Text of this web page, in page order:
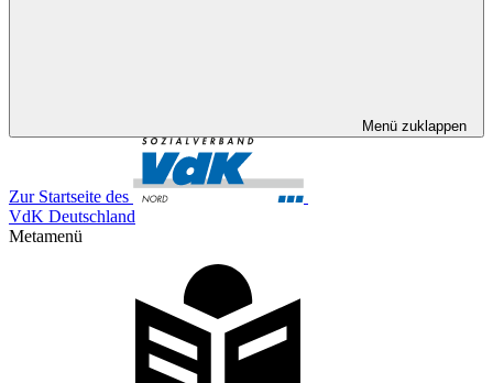
Menü zuklappen
Zur Startseite des
VdK Deutschland
Metamenü